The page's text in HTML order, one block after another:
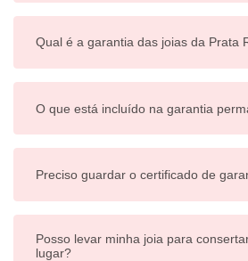
Qual é a garantia das joias da Prata
O que está incluído na garantia
Preciso guardar o certificado de
Posso levar minha joia para
lugar?